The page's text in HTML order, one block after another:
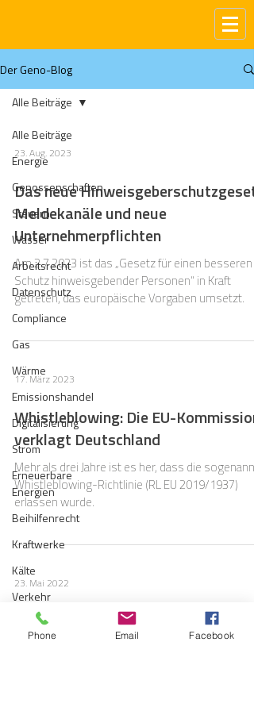
Der Geno-Blog
Alle Beiträge
Energie
Genossenschaften
Steuern
Wasser
Arbeitsrecht
Datenschutz
Compliance
Gas
Wärme
Emissionshandel
Digitalisierung
Strom
Erneuerbare
Energien
Beihilfenrecht
Kraftwerke
Kälte
Verkehr
Entsorgung/Abfall
Alle Beiträge
23. Aug. 2023
Das neue
Meldekanäle und neue
Unternehmerpflichten
Am 2.7.2023 ist das „Gesetz für einen besseren
Schutz hinweisgebender Personen“ in Kraft
getreten, das europäische Vorgaben umsetzt.
17. März 2023
Whistleblowing: Die EU-Kommission
verklagt Deutschland
Mehr als drei Jahre ist es her, dass die
Whistleblowing-Richtlinie (RL EU 2019/1937)
erlassen wurde.
23. Mai 2022
ZWEITER ANLAUF: DER NEUE
ENTWURF EINES
Phone Email Facebook